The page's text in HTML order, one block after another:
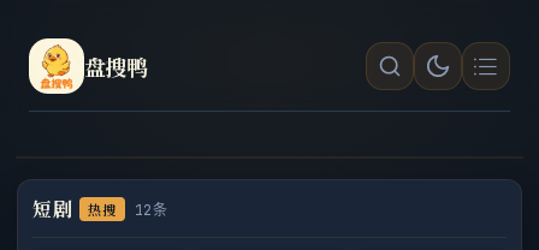
盘搜鸭
同
款
短剧 热搜 12条